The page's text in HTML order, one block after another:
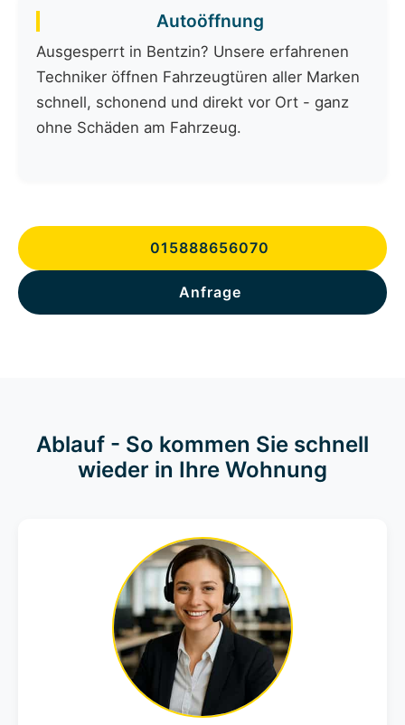
Autoöffnung
Ausgesperrt in Bentzin? Unsere erfahrenen
Techniker öffnen Fahrzeugtüren aller Marken
schnell, schonend und direkt vor Ort - ganz
ohne Schäden am Fahrzeug.
015888656070
Anfrage
Ablauf - So kommen Sie schnell
wieder in Ihre Wohnung